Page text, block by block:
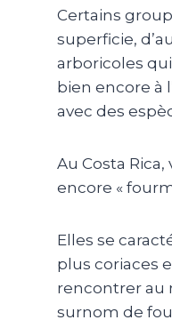
Certains
superficie,
arboricoles
bien encore à
avec des
Au Costa
encore «
Elles se
plus coriaces
rencontrer au
surnom de